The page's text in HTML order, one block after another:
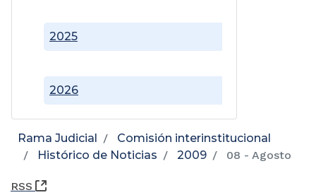
2025
2026
Rama Judicial
Comisión interinstitucional
Histórico de Noticias
2009 08 - Agosto
RSS (Abre una nueva ventana)